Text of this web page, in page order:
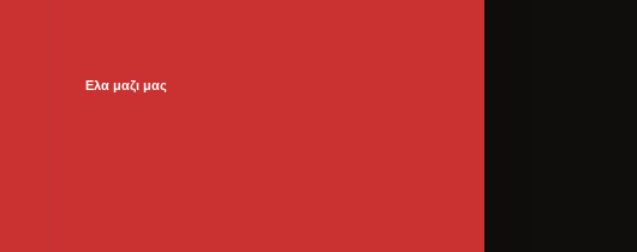
Ελα μαζι μας